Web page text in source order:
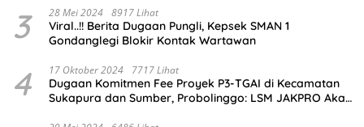
3 28 Mei 2024 8917 Lihat
Viral..!! Berita Dugaan Pungli, Kepsek SMAN 1
Gondanglegi Blokir Kontak Wartawan
4 17 Oktober 2024 7717 Lihat
Dugaan Komitmen Fee Proyek P3-TGAI di Kecamatan
Sukapura dan Sumber, Probolinggo: LSM JAKPRO Akan